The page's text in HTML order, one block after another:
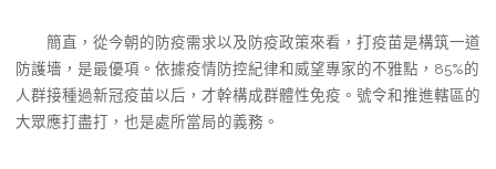
簡直，從今朝的防疫需求以及防疫政策來看，打疫苗是構筑一道
防護墻，是最優項。依據疫情防控紀律和威望專家的不雅點，85%的
人群接種過新冠疫苗以后，才幹構成群體性免疫。號令和推進轄區的
大眾應打盡打，也是處所當局的義務。